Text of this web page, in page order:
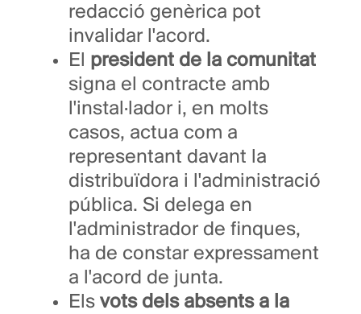
redacció genèrica pot
invalidar l'acord.
El president de la comunitat
signa el contracte amb
l'instal·lador i, en molts
casos, actua com a
representant davant la
distribuïdora i l'administració
pública. Si delega en
l'administrador de finques,
ha de constar expressament
a l'acord de junta.
Els vots dels absents a la